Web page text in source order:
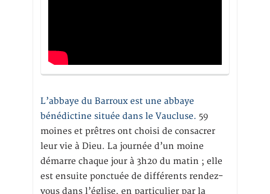
L’abbaye du Barroux est une abbaye
bénédictine située dans le Vaucluse. 59
moines et prêtres ont choisi de consacrer
leur vie à Dieu. La journée d’un moine
démarre chaque jour à 3h20 du matin ; elle
est ensuite ponctuée de différents rendez-
vous dans l’église, en particulier par la